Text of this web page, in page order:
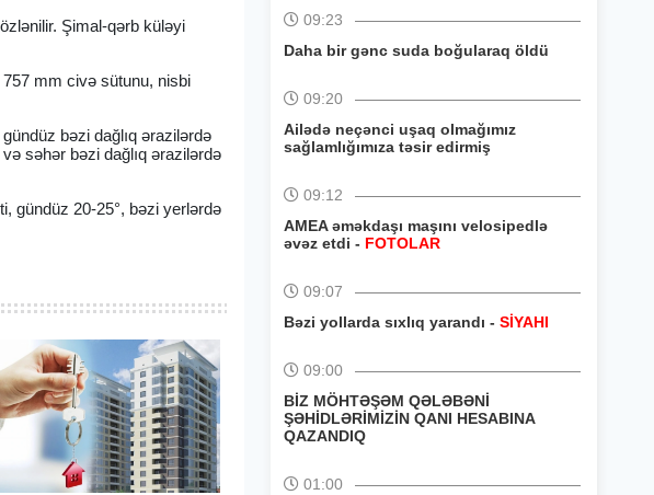
Şimal-qərb küləyi
mm civə sütunu, nisbi
bəzi dağlıq ərazilərdə
səhər bəzi dağlıq ərazilərdə
gündüz 20-25°, bəzi yerlərdə
09:23
Daha bir gənc suda boğularaq öldü
09:20
Ailədə neçənci uşaq olmağımız
sağlamlığımıza təsir edirmiş
09:12
AMEA əməkdaşı maşını velosipedlə
əvəz etdi - FOTOLAR
09:07
Bəzi yollarda sıxlıq yarandı - SİYAHI
09:00
BİZ MÖHTƏŞƏM QƏLƏBƏNİ
ŞƏHİDLƏRİMİZİN QANI HESABINA
QAZANDIQ
01:00